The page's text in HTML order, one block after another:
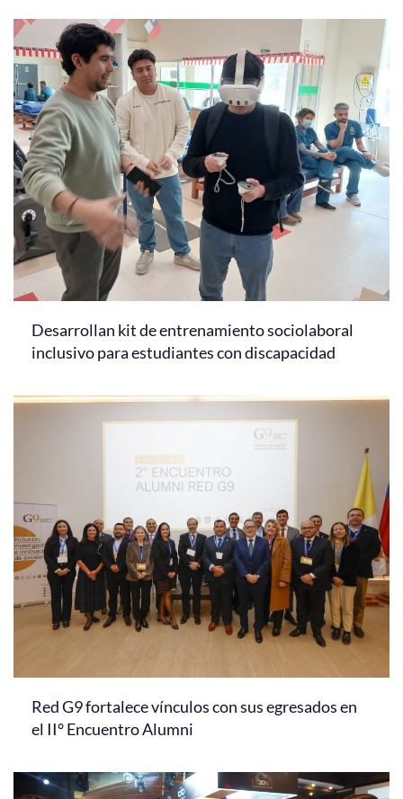
Desarrollan kit de entrenamiento sociolaboral
inclusivo para estudiantes con discapacidad
Red G9 fortalece vínculos con sus egresados en
el II° Encuentro Alumni